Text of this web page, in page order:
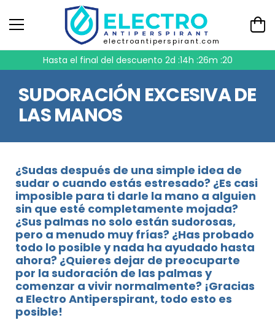
electroantiperspirant.com
Hasta el final del descuento 2d :14h :26m :20
SUDORACIÓN EXCESIVA DE
LAS MANOS
¿Sudas después de una simple idea de
sudar o cuando estás estresado? ¿Es casi
imposible para ti darle la mano a alguien
sin que esté completamente mojada?
¿Sus palmas no solo están sudorosas,
pero a menudo muy frías? ¿Has probado
todo lo posible y nada ha ayudado hasta
ahora? ¿Quieres dejar de preocuparte
por la sudoración de las palmas y
comenzar a vivir normalmente? ¡Gracias
a Electro Antiperspirant, todo esto es
posible!